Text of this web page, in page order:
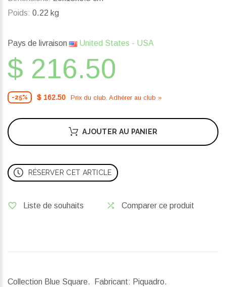
Poids: 0.22 kg
Pays de livraison United States - USA
$ 216.50
-25% $ 162.50 Prix ​​du club. Adhérer au club »
AJOUTER AU PANIER
RÉSERVER CET ARTICLE
Liste de souhaits Comparer ce produit
Collection Blue Square. Fabricant: Piquadro.